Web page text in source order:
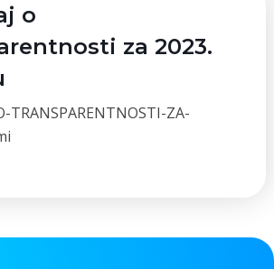
o
za 2023.
TRANSPARENTNOSTI-ZA-